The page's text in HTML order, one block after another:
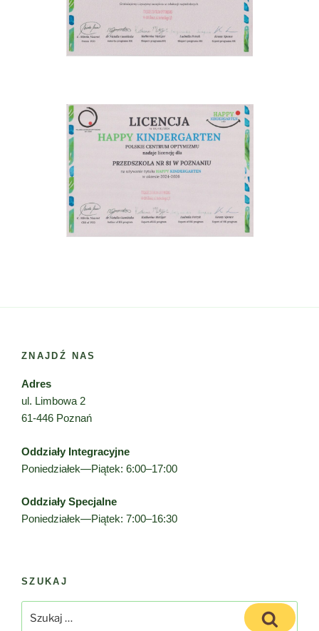
ZNAJDŹ NAS
Adres
ul. Limbowa 2
61-446 Poznań
Oddziały Integracyjne
Poniedziałek—Piątek: 6:00–17:00
Oddziały Specjalne
Poniedziałek—Piątek: 7:00–16:30
SZUKAJ
Szukaj